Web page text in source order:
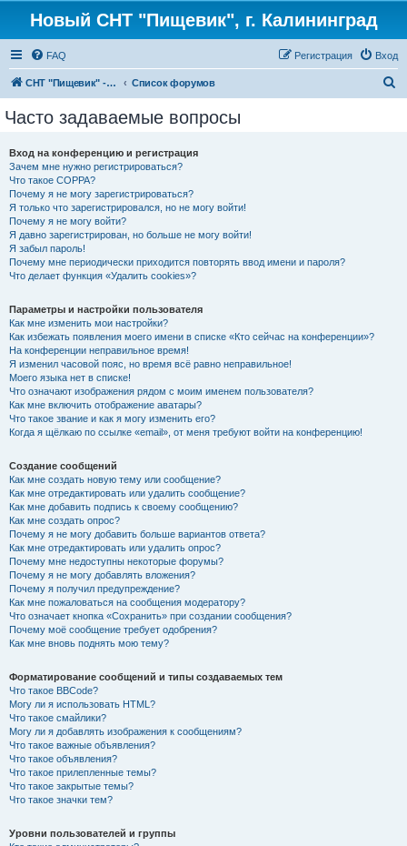
Новый СНТ "Пищевик", г. Калининград
FAQ Вход
Регистрация
СНТ "Пищевик" - возвращение на Главную страницу Список форумов
Часто задаваемые вопросы
Вход на конференцию и регистрация
Зачем мне нужно регистрироваться?
Что такое COPPA?
Почему я не могу зарегистрироваться?
Я только что зарегистрировался, но не могу войти!
Почему я не могу войти?
Я давно зарегистрирован, но больше не могу войти!
Я забыл пароль!
Почему мне периодически приходится повторять ввод имени и пароля?
Что делает функция «Удалить cookies»?
Параметры и настройки пользователя
Как мне изменить мои настройки?
Как избежать появления моего имени в списке «Кто сейчас на конференции»?
На конференции неправильное время!
Я изменил часовой пояс, но время всё равно неправильное!
Моего языка нет в списке!
Что означают изображения рядом с моим именем пользователя?
Как мне включить отображение аватары?
Что такое звание и как я могу изменить его?
Когда я щёлкаю по ссылке «email», от меня требуют войти на конференцию!
Создание сообщений
Как мне создать новую тему или сообщение?
Как мне отредактировать или удалить сообщение?
Как мне добавить подпись к своему сообщению?
Как мне создать опрос?
Почему я не могу добавить больше вариантов ответа?
Как мне отредактировать или удалить опрос?
Почему мне недоступны некоторые форумы?
Почему я не могу добавлять вложения?
Почему я получил предупреждение?
Как мне пожаловаться на сообщения модератору?
Что означает кнопка «Сохранить» при создании сообщения?
Почему моё сообщение требует одобрения?
Как мне вновь поднять мою тему?
Форматирование сообщений и типы создаваемых тем
Что такое BBCode?
Могу ли я использовать HTML?
Что такое смайлики?
Могу ли я добавлять изображения к сообщениям?
Что такое важные объявления?
Что такое объявления?
Что такое прилепленные темы?
Что такое закрытые темы?
Что такое значки тем?
Уровни пользователей и группы